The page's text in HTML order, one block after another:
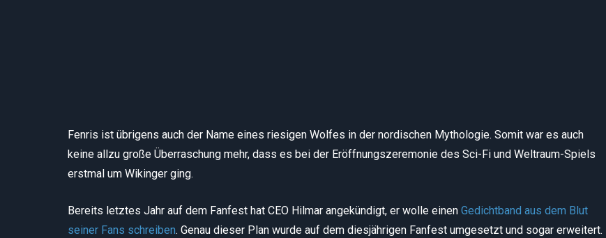
Fenris ist übrigens auch der Name eines riesigen Wolfes in der nordischen Mythologie. Somit war es auch
keine allzu große Überraschung mehr, dass es bei der Eröffnungszeremonie des Sci-Fi und Weltraum-Spiels
erstmal um Wikinger ging.
Bereits letztes Jahr auf dem Fanfest hat CEO Hilmar angekündigt, er wolle einen Gedichtband aus dem Blut
seiner Fans schreiben. Genau dieser Plan wurde auf dem diesjährigen Fanfest umgesetzt und sogar erweitert.